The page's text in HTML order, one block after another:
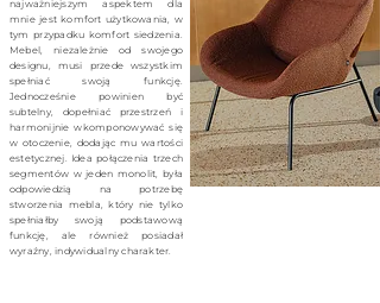
najważniejszym aspektem dla
mnie jest komfort użytkowania, w
tym przypadku komfort siedzenia.
Mebel, niezależnie od swojego
designu, musi przede wszystkim
spełniać swoją funkcję.
Jednocześnie powinien być
subtelny, dopełniać przestrzeń i
harmonijnie wkomponowywać się
w otoczenie, dodając mu wartości
estetycznej. Idea połączenia trzech
segmentów w jeden monolit, była
odpowiedzią na potrzebę
stworzenia mebla, który nie tylko
spełniałby swoją podstawową
funkcję, ale również posiadał
wyraźny, indywidualny charakter.